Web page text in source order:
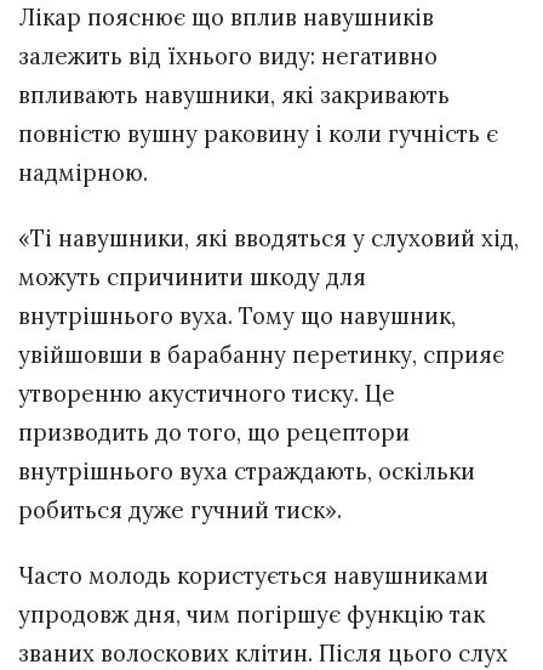
Лікар пояснює що вплив навушників
залежить від їхнього виду: негативно
впливають навушники, які закривають
повністю вушну раковину і коли гучність є
надмірною.
«Ті навушники, які вводяться у слуховий хід,
можуть спричинити шкоду для
внутрішнього вуха. Тому що навушник,
увійшовши в барабанну перетинку, сприяє
утворенню акустичного тиску. Це
призводить до того, що рецептори
внутрішнього вуха страждають, оскільки
робиться дуже гучний тиск».
Часто молодь користується навушниками
упродовж дня, чим погіршує функцію так
званих волоскових клітин. Після цього слух